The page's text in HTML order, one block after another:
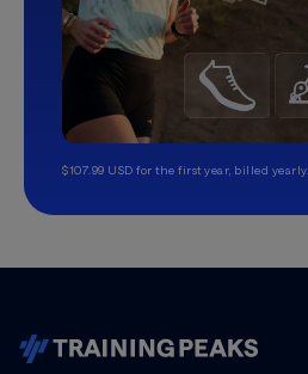
$107.99 USD for the first year, billed yearly.